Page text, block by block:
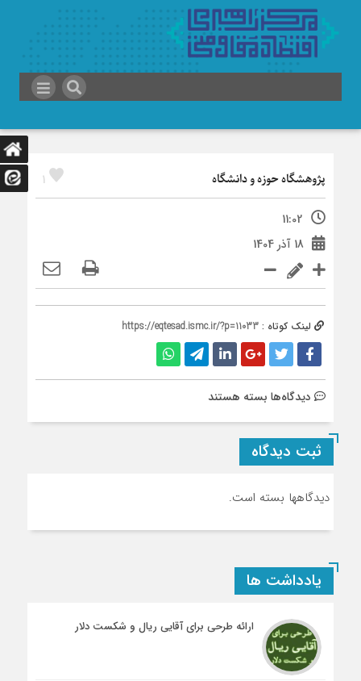
1 پژوهشگاه حوزه و دانشگاه
11:02
18 آذر 1404
لینک کوتاه : https://eqtesad.ismc.ir/?p=11033
دیدگاه‌ها برای
و
دانشگاه
بسته هستند
ثبت دیدگاه
دیدگاهها بسته است.
یادداشت ها
ارائه طرحی برای آقایی ریال و شکست دلار